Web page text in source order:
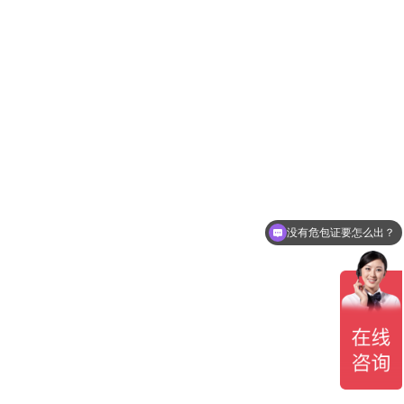
没有危包证要怎么出？